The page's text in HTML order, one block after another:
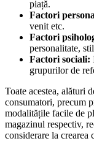
piață.
Factori
venit etc.
Factori
personalitate,
Factori sociali:
grupurilor de
Toate acestea, alături
consumatori, precum
modalitățile facile de
magazinul respectiv,
considerare la